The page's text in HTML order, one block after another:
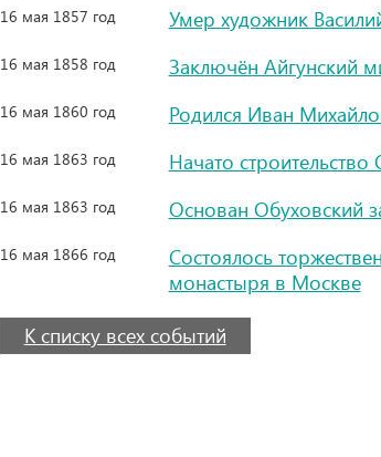
16 мая 1857 год Умер художник
16 мая 1858 год Заключён Айгунский
16 мая 1860 год Родился Иван
16 мая 1863 год Начато
16 мая 1863 год Основан Обуховский
16 мая 1866 год
Состоялось
монастыря в Москве
К списку всех событий